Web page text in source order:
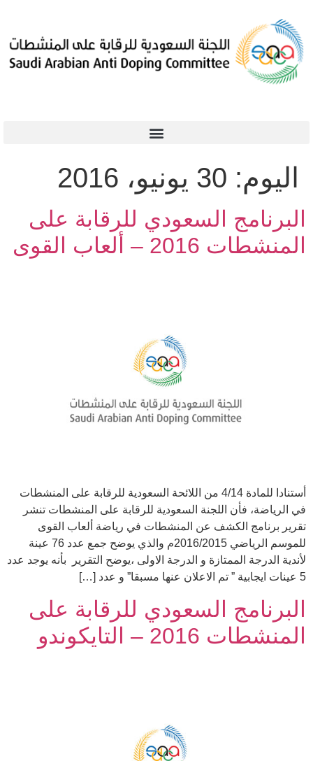
اليوم: 30 يونيو، 2016
البرنامج السعودي للرقابة على
المنشطات 2016 – ألعاب القوى
أستنادا للمادة 4/14 من اللائحة السعودية للرقابة على المنشطات
في الرياضة، فأن اللجنة السعودية للرقابة على المنشطات تنشر
تقرير برنامج الكشف عن المنشطات في رياضة ألعاب القوى
للموسم الرياضي 2016/2015م والذي يوضح جمع عدد 76 عينة
لأندية الدرجة الممتازة و الدرجة الاولى ،يوضح التقرير بأنه يوجد عدد
5 عينات ايجابية ” تم الاعلان عنها مسبقا” و عدد […]
البرنامج السعودي للرقابة على
المنشطات 2016 – التايكوندو